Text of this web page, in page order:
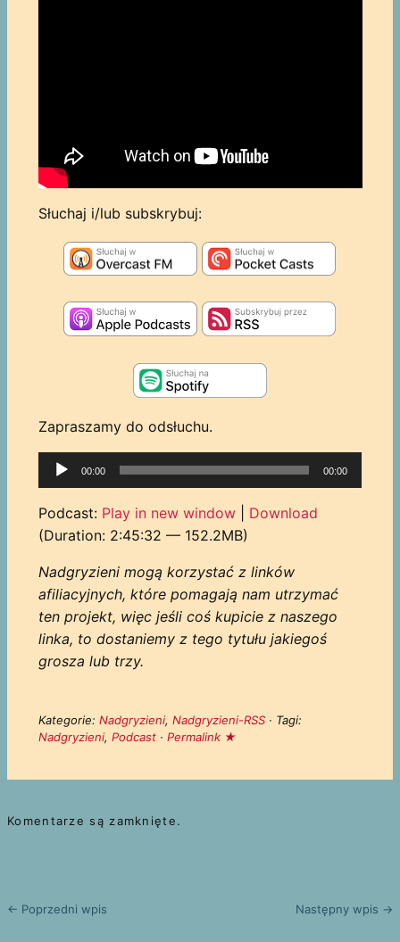
Słuchaj i/lub subskrybuj:
Zapraszamy do odsłuchu.
Odtwarzacz
plików
dźwiękowych
00:00 00:00
Podcast: Play in new window| Download
(Duration: 2:45:32 — 152.2MB)
Nadgryzieni mogą korzystać z linków
afiliacyjnych, które pomagają nam utrzymać
ten projekt, więc jeśli coś kupicie z naszego
linka, to dostaniemy z tego tytułu jakiegoś
grosza lub trzy.
Kategorie: Nadgryzieni, Nadgryzieni-RSS· Tagi:
Nadgryzieni, Podcast· Permalink ★
Komentarze są zamknięte.
← Poprzedni wpis Następny wpis →